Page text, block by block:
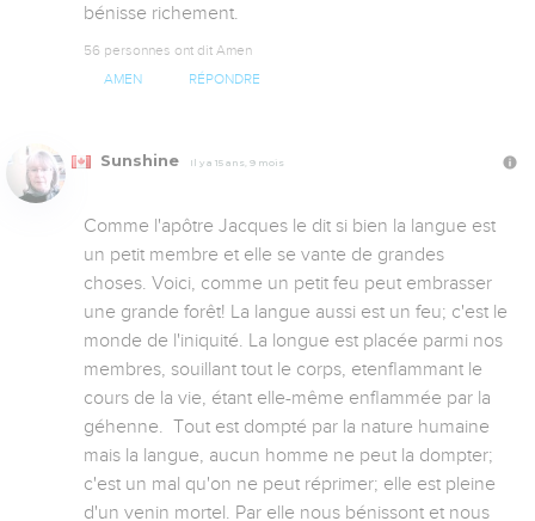
bénisse richement.
56 personnes ont dit Amen
AMEN RÉPONDRE
Sunshine Il y a 15 ans, 9 mois
Comme l'apôtre Jacques le dit si bien la langue est
un petit membre et elle se vante de grandes
choses. Voici, comme un petit feu peut embrasser
une grande forêt! La langue aussi est un feu; c'est le
monde de l'iniquité. La longue est placée parmi nos
membres, souillant tout le corps, etenflammant le
cours de la vie, étant elle-même enflammée par la
géhenne.  Tout est dompté par la nature humaine
mais la langue, aucun homme ne peut la dompter;
c'est un mal qu'on ne peut réprimer; elle est pleine
d'un venin mortel. Par elle nous bénissont et nous